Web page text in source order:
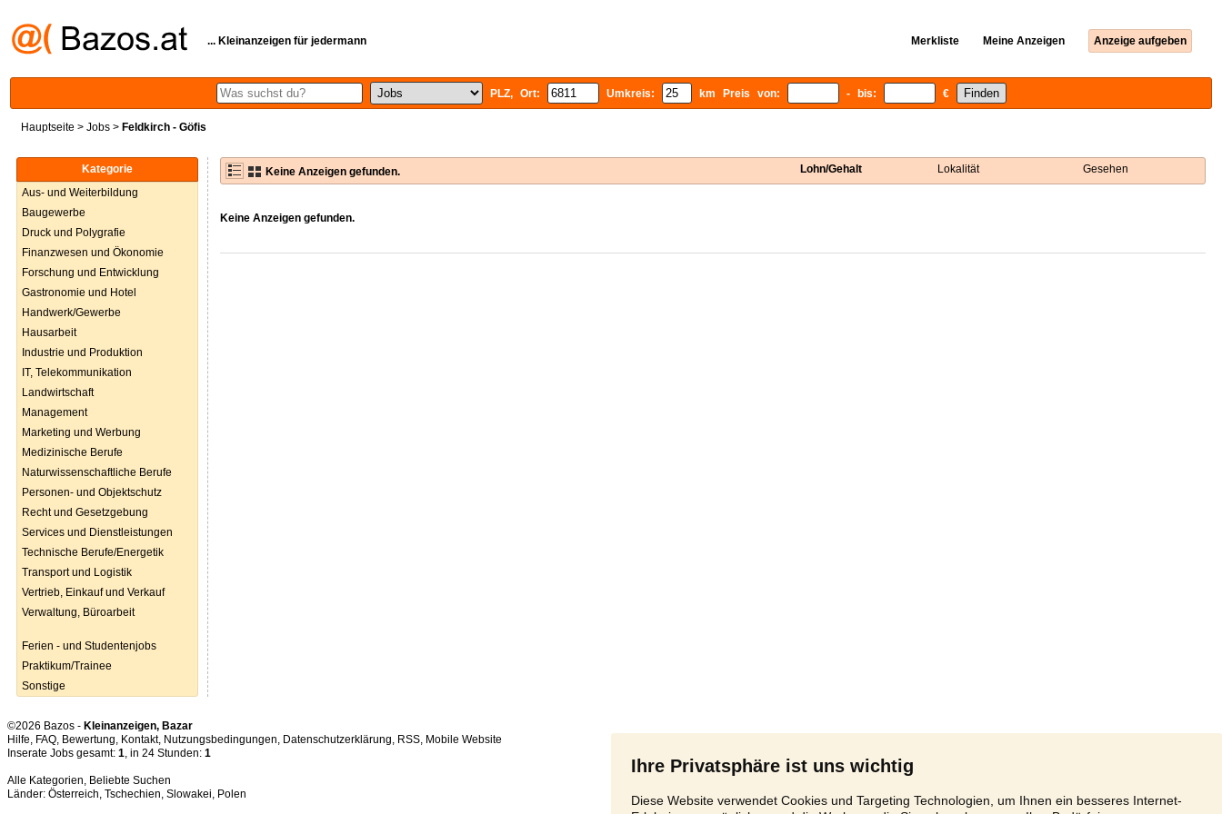
Ihre Privatsphäre ist uns wichtig
Diese Website verwendet Cookies und Targeting Technologien, um Ihnen ein besseres Internet-
... Kleinanzeigen für jedermann Merkliste Meine Anzeigen Anzeige aufgeben
PLZ, Ort: Umkreis: km Preis von: - bis: €
Hauptseite > Jobs > Feldkirch - Göfis
Kategorie
Aus- und Weiterbildung
Baugewerbe
Druck und Polygrafie
Finanzwesen und Ökonomie
Forschung und Entwicklung
Gastronomie und Hotel
Handwerk/Gewerbe
Hausarbeit
Industrie und Produktion
IT, Telekommunikation
Landwirtschaft
Management
Marketing und Werbung
Medizinische Berufe
Naturwissenschaftliche Berufe
Personen- und Objektschutz
Recht und Gesetzgebung
Services und Dienstleistungen
Technische Berufe/Energetik
Transport und Logistik
Vertrieb, Einkauf und Verkauf
Verwaltung, Büroarbeit
Ferien - und Studentenjobs
Praktikum/Trainee
Sonstige
Keine Anzeigen gefunden. Lohn/Gehalt Lokalität Gesehen
Keine Anzeigen gefunden.
©2026 Bazos - Kleinanzeigen, Bazar
Hilfe, FAQ, Bewertung, Kontakt, Nutzungsbedingungen, Datenschutzerklärung, RSS,
Inserate Jobs gesamt: 1, in 24 Stunden: 1
Alle Kategorien, Beliebte Suchen
Länder: Österreich, Tschechien, Slowakei, Polen